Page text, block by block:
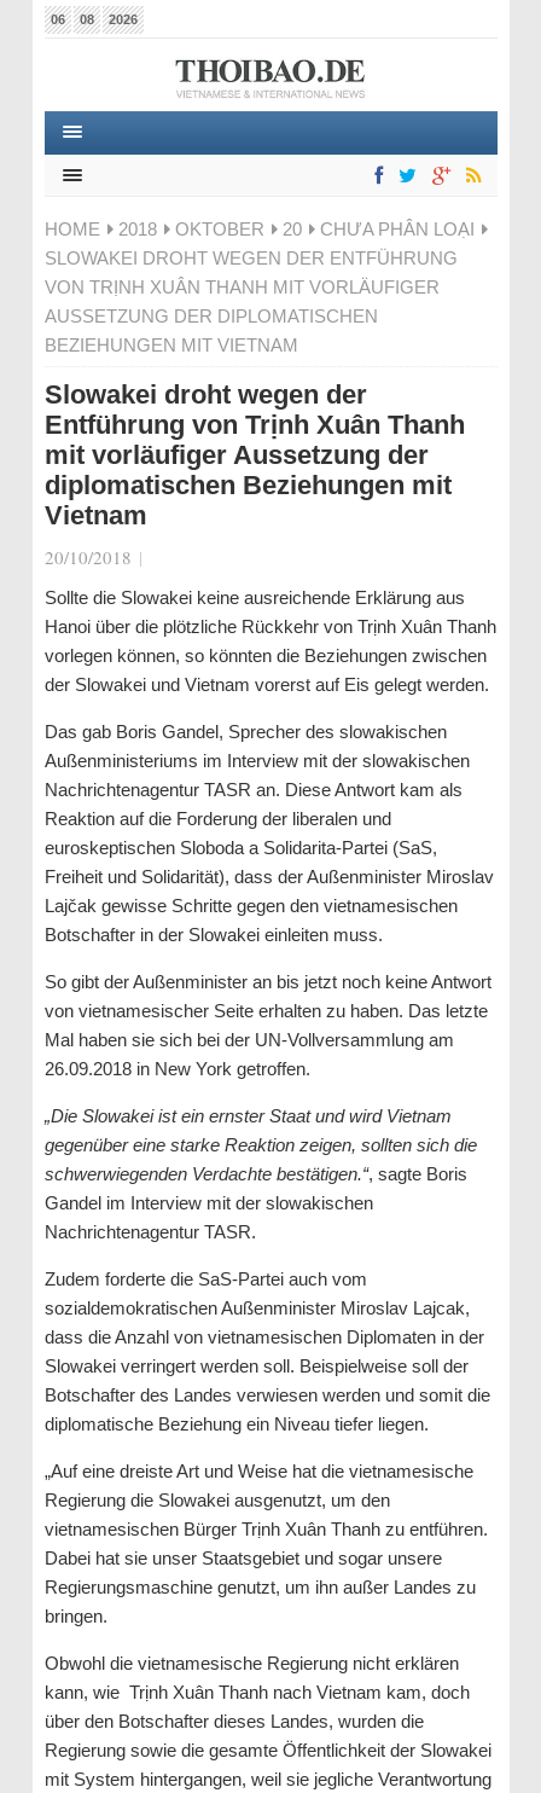
06 08 2026
HOME 2018 OKTOBER 20
CHƯA PHÂN LOẠI
SLOWAKEI DROHT WEGEN DER ENTFÜHRUNG
VON TRỊNH XUÂN THANH MIT VORLÄUFIGER
AUSSETZUNG DER DIPLOMATISCHEN
BEZIEHUNGEN MIT VIETNAM
Slowakei droht wegen der
Entführung von Trịnh Xuân Thanh
mit vorläufiger Aussetzung der
diplomatischen Beziehungen mit
Vietnam
20/10/2018 |
Sollte die Slowakei keine ausreichende Erklärung aus
Hanoi über die plötzliche Rückkehr von Trịnh Xuân Thanh
vorlegen können, so könnten die Beziehungen zwischen
der Slowakei und Vietnam vorerst auf Eis gelegt werden.
Das gab Boris Gandel, Sprecher des slowakischen
Außenministeriums im Interview mit der slowakischen
Nachrichtenagentur TASR an. Diese Antwort kam als
Reaktion auf die Forderung der liberalen und
euroskeptischen Sloboda a Solidarita-Partei (SaS,
Freiheit und Solidarität), dass der Außenminister Miroslav
Lajčak gewisse Schritte gegen den vietnamesischen
Botschafter in der Slowakei einleiten muss.
So gibt der Außenminister an bis jetzt noch keine Antwort
von vietnamesischer Seite erhalten zu haben. Das letzte
Mal haben sie sich bei der UN-Vollversammlung am
26.09.2018 in New York getroffen.
„Die Slowakei ist ein ernster Staat und wird Vietnam
gegenüber eine starke Reaktion zeigen, sollten sich die
schwerwiegenden Verdachte bestätigen.“, sagte Boris
Gandel im Interview mit der slowakischen
Nachrichtenagentur TASR.
Zudem forderte die SaS-Partei auch vom
sozialdemokratischen Außenminister Miroslav Lajcak,
dass die Anzahl von vietnamesischen Diplomaten in der
Slowakei verringert werden soll. Beispielweise soll der
Botschafter des Landes verwiesen werden und somit die
diplomatische Beziehung ein Niveau tiefer liegen.
„Auf eine dreiste Art und Weise hat die vietnamesische
Regierung die Slowakei ausgenutzt, um den
vietnamesischen Bürger Trịnh Xuân Thanh zu entführen.
Dabei hat sie unser Staatsgebiet und sogar unsere
Regierungsmaschine genutzt, um ihn außer Landes zu
bringen.
Obwohl die vietnamesische Regierung nicht erklären
kann, wie Trịnh Xuân Thanh nach Vietnam kam, doch
über den Botschafter dieses Landes, wurden die
Regierung sowie die gesamte Öffentlichkeit der Slowakei
mit System hintergangen, weil sie jegliche Verantwortung